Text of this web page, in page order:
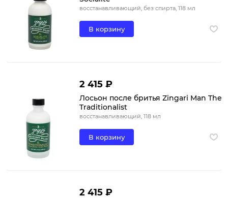
восстанавливающий, без спирта, 118 мл
В корзину
2 415 ₽
Лосьон после бритья Zingari Man The
Traditionalist
восстанавливающий, 118 мл
В корзину
2 415 ₽